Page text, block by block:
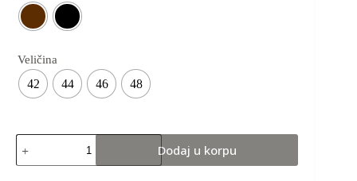
Veličina
42 44 46 48
Dodaj u korpu